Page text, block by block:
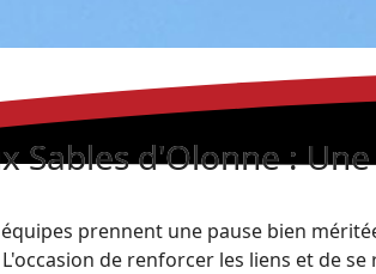
Sables d'Olonne :
prennent une pause bien
de renforcer les liens et de